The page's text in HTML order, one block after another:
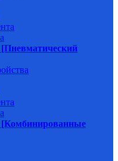
[Пневматический
[Комбинированные